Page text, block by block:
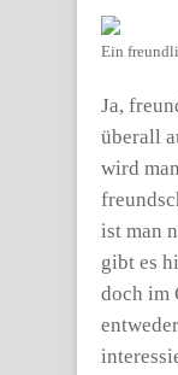
Ein
Ja,
überall
wird
ist man
gibt es
doch im